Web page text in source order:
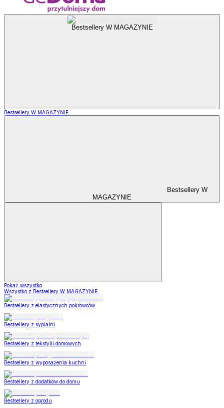
Bestsellery W MAGAZYNIE
Bestsellery W MAGAZYNIE
Bestsellery W
MAGAZYNIE
Pokaż wszystko
Wszystko z Bestsellery W MAGAZYNIE
Bestsellery z elastycznych pokrowców
Bestsellery z sypialni
Bestsellery z tekstylii domowych
Bestsellery z wyposażenia kuchni
Bestsellery z dodatków do domu
Bestsellery z ogrodu